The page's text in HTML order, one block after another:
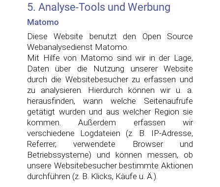
5. Analyse-Tools und Werbung
Matomo
Diese Website benutzt den Open Source
Webanalysedienst Matomo.
Mit Hilfe von Matomo sind wir in der Lage,
Daten über die Nutzung unserer Website
durch die Websitebesucher zu erfassen und
zu analysieren. Hierdurch können wir u. a.
herausfinden, wann welche Seitenaufrufe
getätigt wurden und aus welcher Region sie
kommen. Außerdem erfassen wir
verschiedene Logdateien (z. B. IP-Adresse,
Referrer, verwendete Browser und
Betriebssysteme) und können messen, ob
unsere Websitebesucher bestimmte Aktionen
durchführen (z. B. Klicks, Käufe u. Ä.).